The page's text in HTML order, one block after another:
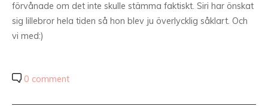
förvånade om det inte skulle stämma faktiskt. Siri har önskat
sig lillebror hela tiden så hon blev ju överlycklig såklart. Och
vi med:)
0 comment